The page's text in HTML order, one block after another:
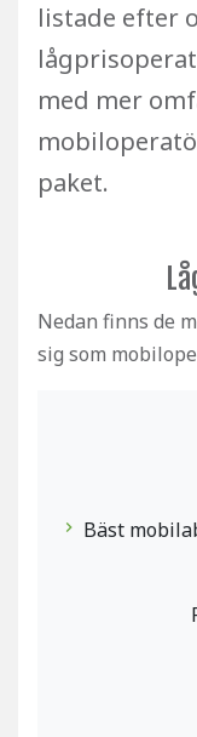
listade efter
med mer
paket.
Nedan finns de
sig som
chevron_right Bäst